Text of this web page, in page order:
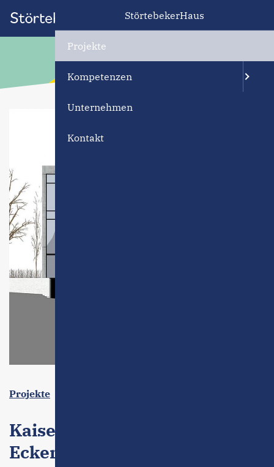
Projekte
Kaiserhof und Lindenhof,
Eckernförde
StörtebekerHaus
Projekte
Kompetenzen
Unternehmen
Kontakt